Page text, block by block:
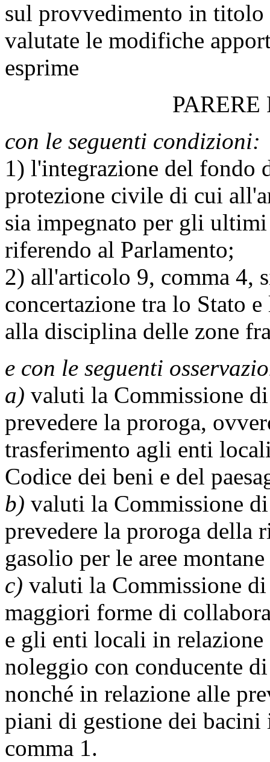
sul provvedimento in titolo
valutate le modifiche
esprime
con le seguenti condizioni:
1) l'integrazione del fondo
protezione civile di cui
sia impegnato per gli
riferendo al Parlamento;
2) all'articolo 9, comma 4,
concertazione tra lo Stato
alla disciplina delle zone
e con le seguenti
a) valuti la Commissione
prevedere la proroga,
trasferimento agli enti
Codice dei beni e del
b) valuti la Commissione
prevedere la proroga della
gasolio per le aree
c) valuti la Commissione
maggiori forme di
e gli enti locali in
noleggio con conducente
nonché in relazione alle
piani di gestione dei
comma 1.